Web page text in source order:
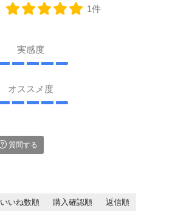
1件
実感度
オススメ度
質問する
いいね数順 購入確認順
返信順